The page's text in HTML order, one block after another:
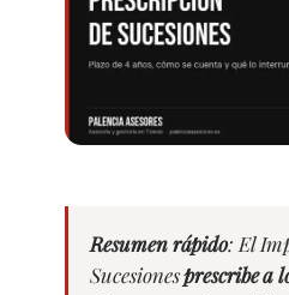
Resumen rápido: El
Sucesionesprescribe a